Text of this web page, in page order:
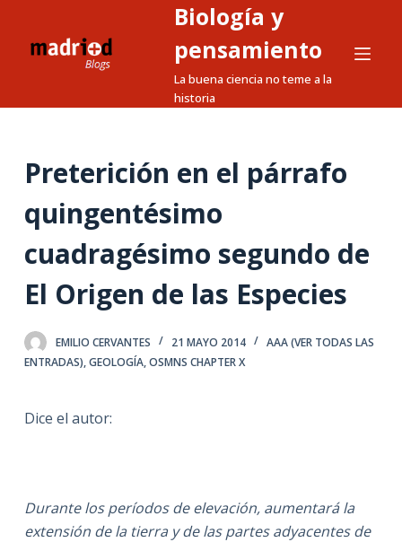
a
n
d
Biología y
pensamiento
La buena ciencia no teme a la
historia
Preterición en el párrafo
quingentésimo
cuadragésimo segundo de
El Origen de las Especies
EMILIO CERVANTES 21 MAYO 2014
AAA (VER TODAS LAS
ENTRADAS),GEOLOGÍA,OSMNS CHAPTER X
Dice el autor:
Durante los períodos de elevación, aumentará la
extensión de la tierra y de las partes adyacentes de